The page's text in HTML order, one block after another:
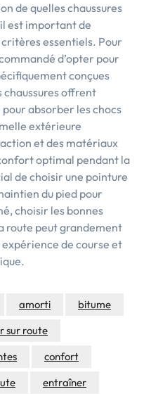
de quelles chaussures
est important de
essentiels. Pour
d’opter pour
conçues
chaussures offrent
absorber les chocs
extérieure
et des matériaux
optimal pendant la
de choisir une pointure
du pied pour
choisir les bonnes
route peut grandement
de course et
amorti
bitume
sur route
confort
entraîner